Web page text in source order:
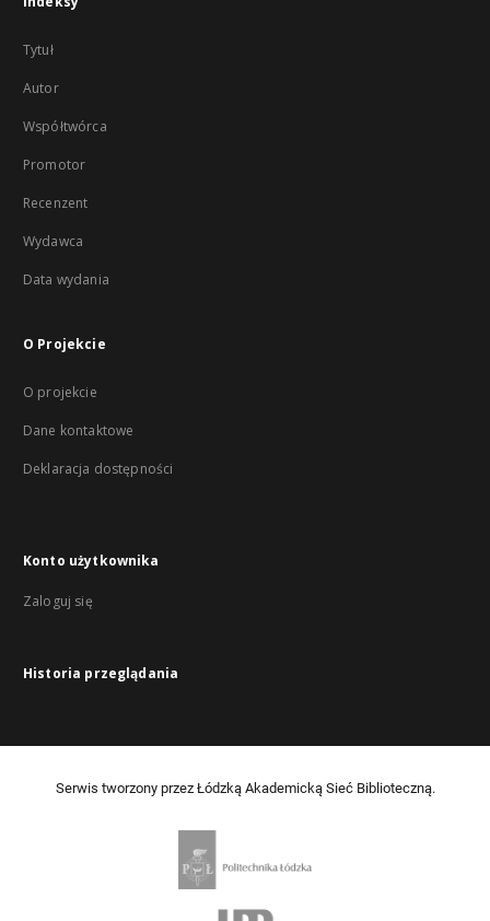
Tytuł
Autor
Współtwórca
Promotor
Recenzent
Wydawca
Data wydania
O Projekcie
O projekcie
Dane kontaktowe
Deklaracja dostępności
Konto użytkownika
Zaloguj się
Historia przeglądania
Serwis tworzony przez Łódzką Akademicką Sieć Biblioteczną.